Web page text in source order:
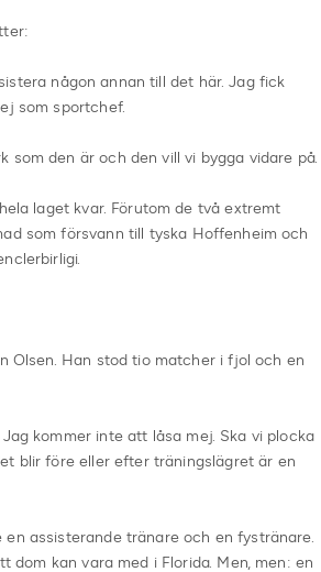
någon annan till det här. Jag fick
som sportchef.
den är och den vill vi bygga vidare på.
laget kvar. Förutom de två extremt
som försvann till tyska Hoffenheim och
Olsen. Han stod tio matcher i fjol och en
kommer inte att låsa mej. Ska vi plocka
blir före eller efter träningslägret är en
assisterande tränare och en fystränare.
kan vara med i Florida. Men, men: en